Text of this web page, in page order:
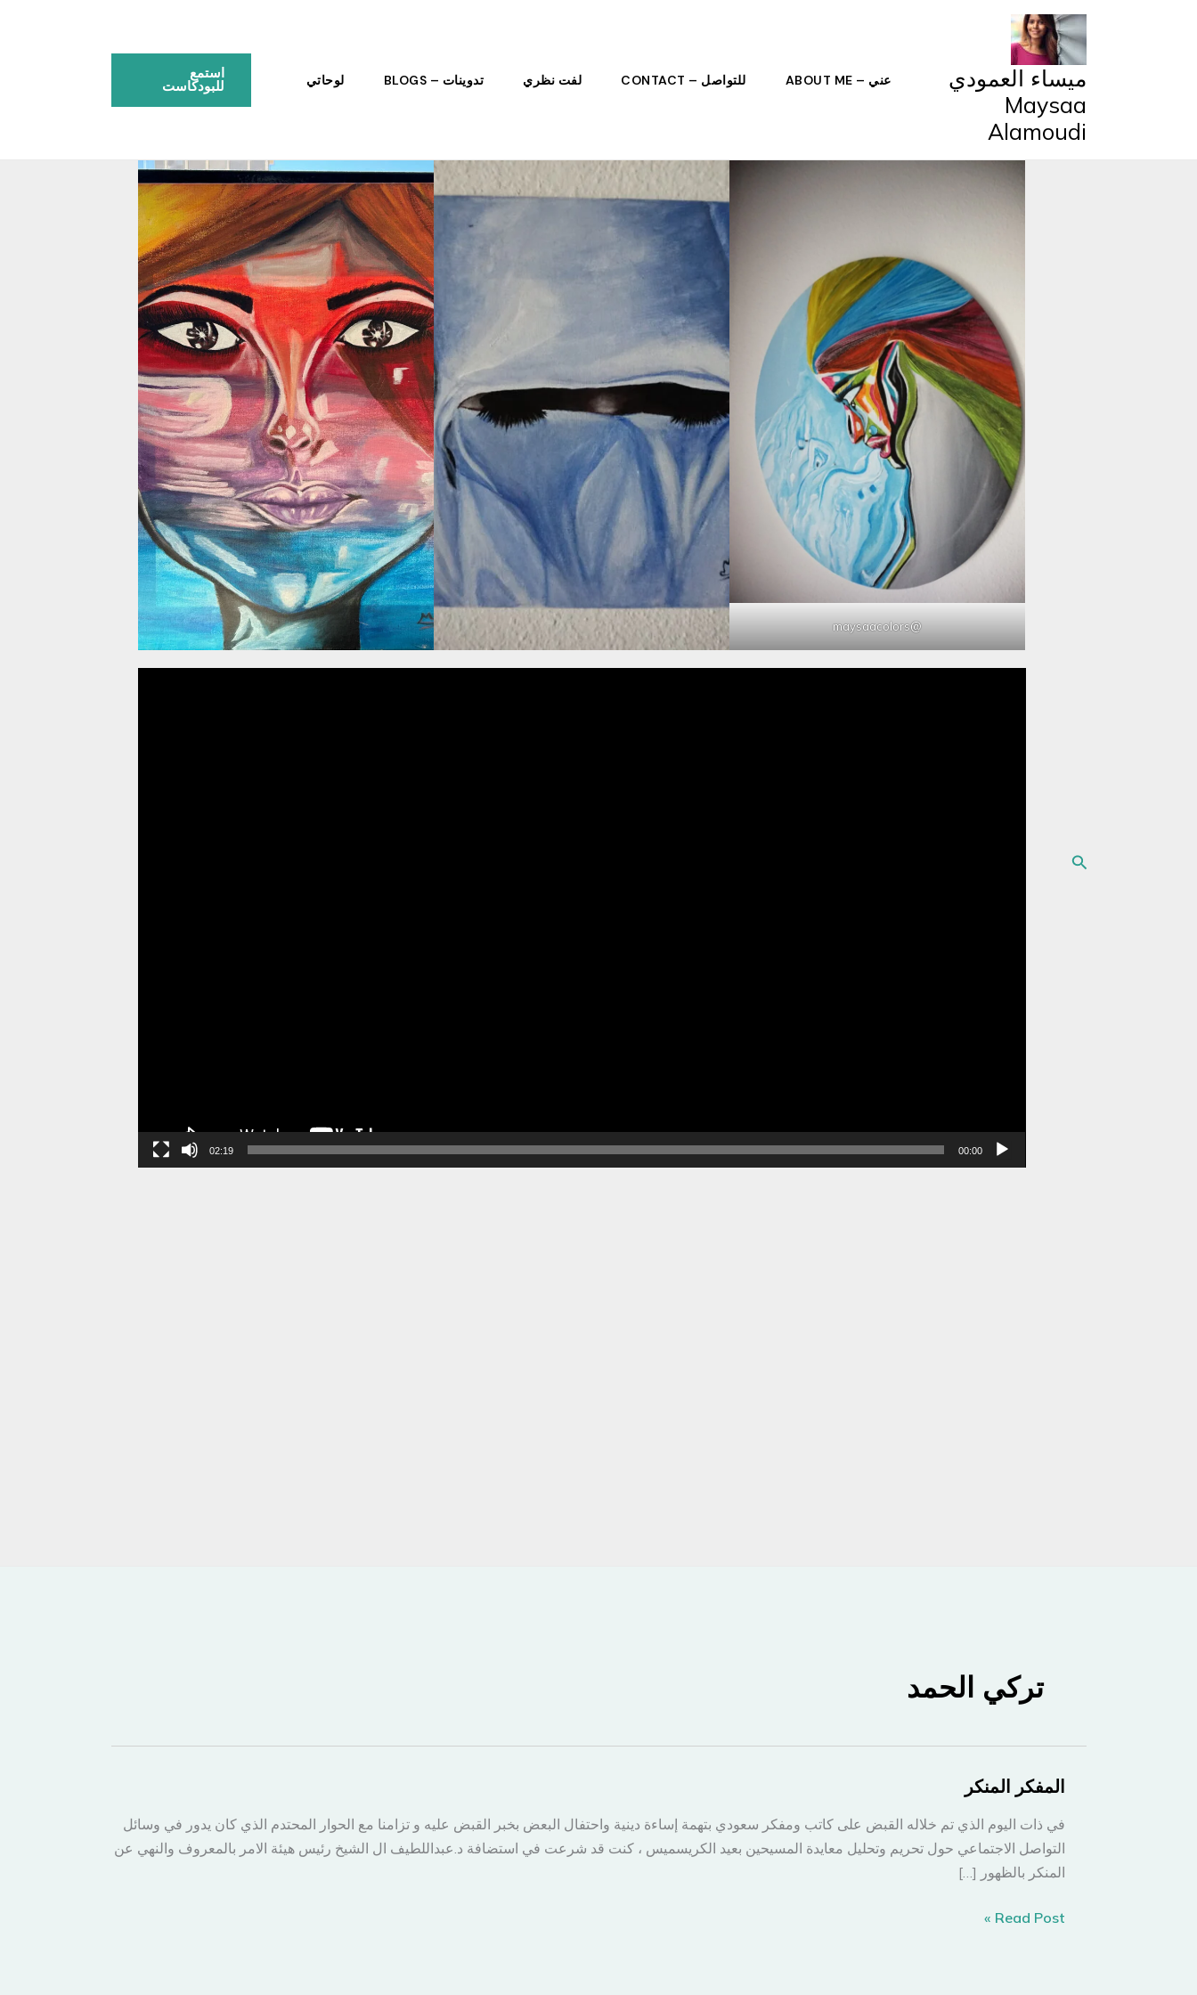
ميساء العمودي
Maysaa
Alamoudi
عني – ABOUT ME للتواصل – CONTACT لفت نظري تدوينات – BLOGS لوحاتي استمع
للبودكاست
البحث
@maysaacolors
00:00
02:19
تركي الحمد
المفكر المنكر
في ذات اليوم الذي تم خلاله القبض على كاتب ومفكر سعودي بتهمة إساءة دينية واحتفال البعض بخبر القبض عليه و تزامنا مع الحوار المحتدم الذي كان يدور في وسائل
التواصل الاجتماعي حول تحريم وتحليل معايدة المسيحين بعيد الكريسميس ، كنت قد شرعت في استضافة د.عبداللطيف ال الشيخ رئيس هيئة الامر بالمعروف والنهي عن
المنكر بالظهور […]
المفكر
Read Post »